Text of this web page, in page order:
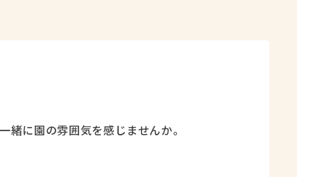
に園の雰囲気を感じませんか。